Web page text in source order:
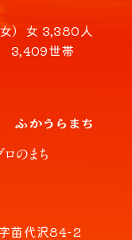
苗代沢84-2
） 女 3,380人
3,409世帯